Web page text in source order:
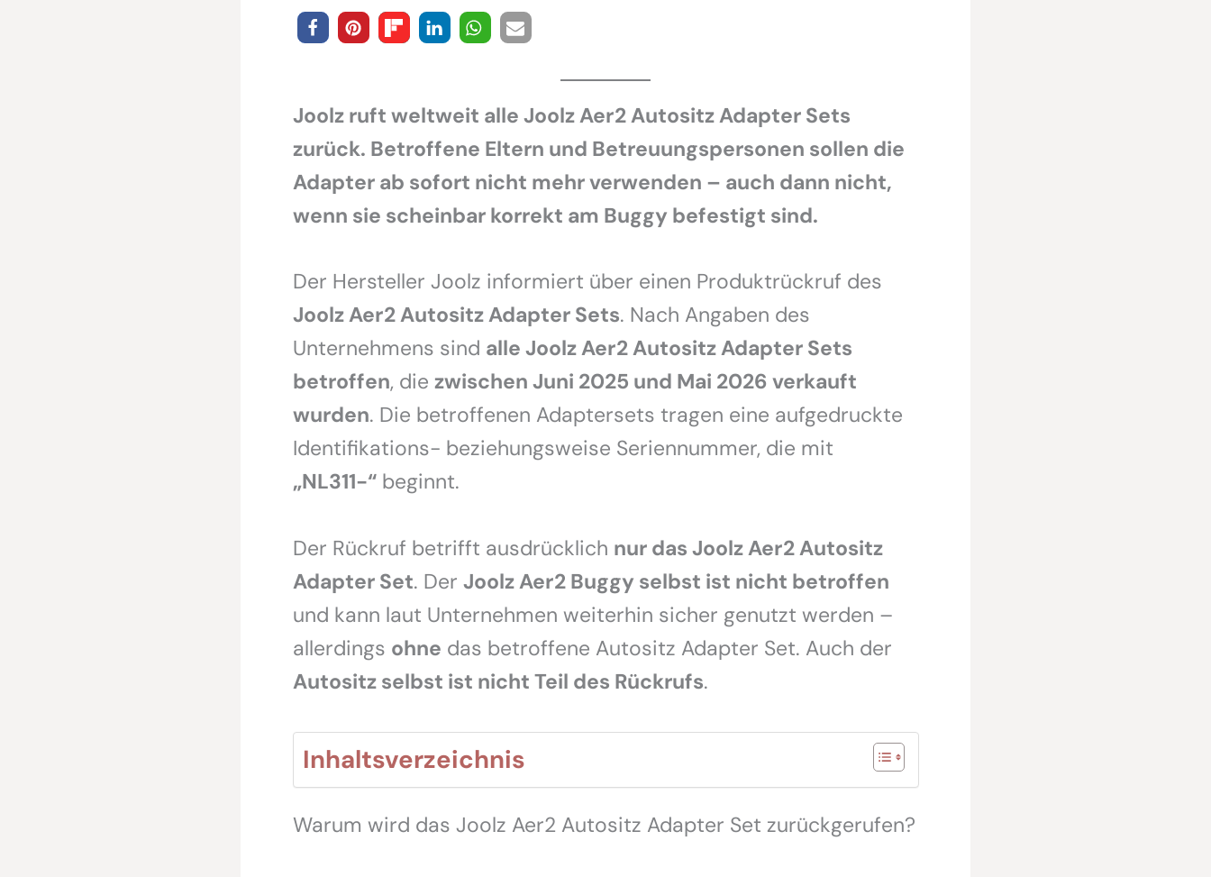
Joolz ruft weltweit alle Joolz Aer2 Autositz Adapter Sets
zurück. Betroffene Eltern und Betreuungspersonen sollen die
Adapter ab sofort nicht mehr verwenden – auch dann nicht,
wenn sie scheinbar korrekt am Buggy befestigt sind.
Der Hersteller Joolz informiert über einen Produktrückruf des
Joolz Aer2 Autositz Adapter Sets. Nach Angaben des
Unternehmens sind alle Joolz Aer2 Autositz Adapter Sets
betroffen, die zwischen Juni 2025 und Mai 2026 verkauft
wurden. Die betroffenen Adaptersets tragen eine aufgedruckte
Identifikations- beziehungsweise Seriennummer, die mit
„NL311-“beginnt.
Der Rückruf betrifft ausdrücklich nur das Joolz Aer2 Autositz
Adapter Set. Der Joolz Aer2 Buggy selbst ist nicht betroffen
und kann laut Unternehmen weiterhin sicher genutzt werden –
allerdings ohne das betroffene Autositz Adapter Set. Auch der
Autositz selbst ist nicht Teil des Rückrufs.
Inhaltsverzeichnis
Warum wird das Joolz Aer2 Autositz Adapter Set zurückgerufen?